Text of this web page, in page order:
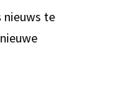
nieuws te